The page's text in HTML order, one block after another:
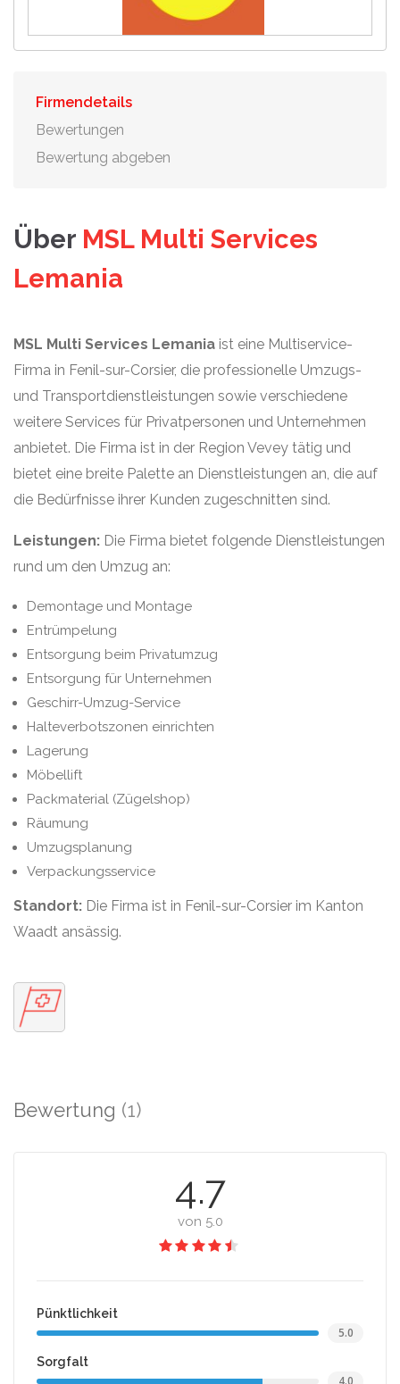
Firmendetails
Bewertungen
Bewertung abgeben
Über MSL Multi Services
Lemania
MSL Multi Services Lemania ist eine Multiservice-
Firma in Fenil-sur-Corsier, die professionelle Umzugs-
und Transportdienstleistungen sowie verschiedene
weitere Services für Privatpersonen und Unternehmen
anbietet. Die Firma ist in der Region Vevey tätig und
bietet eine breite Palette an Dienstleistungen an, die auf
die Bedürfnisse ihrer Kunden zugeschnitten sind.
Leistungen: Die Firma bietet folgende Dienstleistungen
rund um den Umzug an:
Demontage und Montage
Entrümpelung
Entsorgung beim Privatumzug
Entsorgung für Unternehmen
Geschirr-Umzug-Service
Halteverbotszonen einrichten
Lagerung
Möbellift
Packmaterial (Zügelshop)
Räumung
Umzugsplanung
Verpackungsservice
Standort: Die Firma ist in Fenil-sur-Corsier im Kanton
Waadt ansässig.
Bewertung (1)
4.7
von 5.0
Pünktlichkeit
5.0
Sorgfalt
4.0